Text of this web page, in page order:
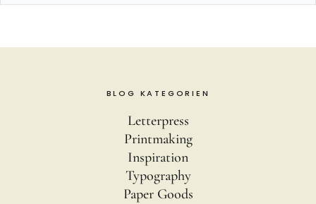
BLOG KATEGORIEN
Letterpress
Printmaking
Inspiration
Typography
Paper Goods